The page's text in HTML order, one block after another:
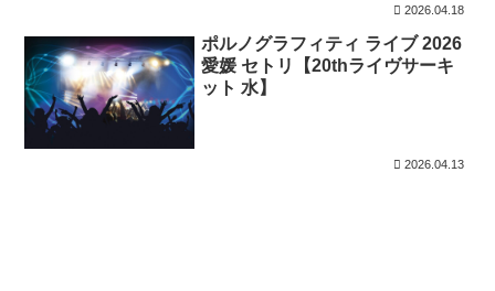
2026.04.18
ポルノグラフィティ ライブ 2026
愛媛 セトリ【20thライヴサーキ
ット 水】
2026.04.13